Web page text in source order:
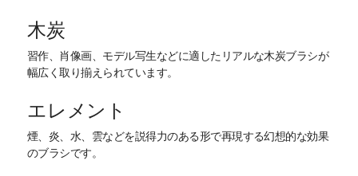
木炭
習作、肖像画、モデル写生などに適したリアルな木炭ブラシが
幅広く取り揃えられています。
エレメント
煙、炎、水、雲などを説得力のある形で再現する幻想的な効果
のブラシです。